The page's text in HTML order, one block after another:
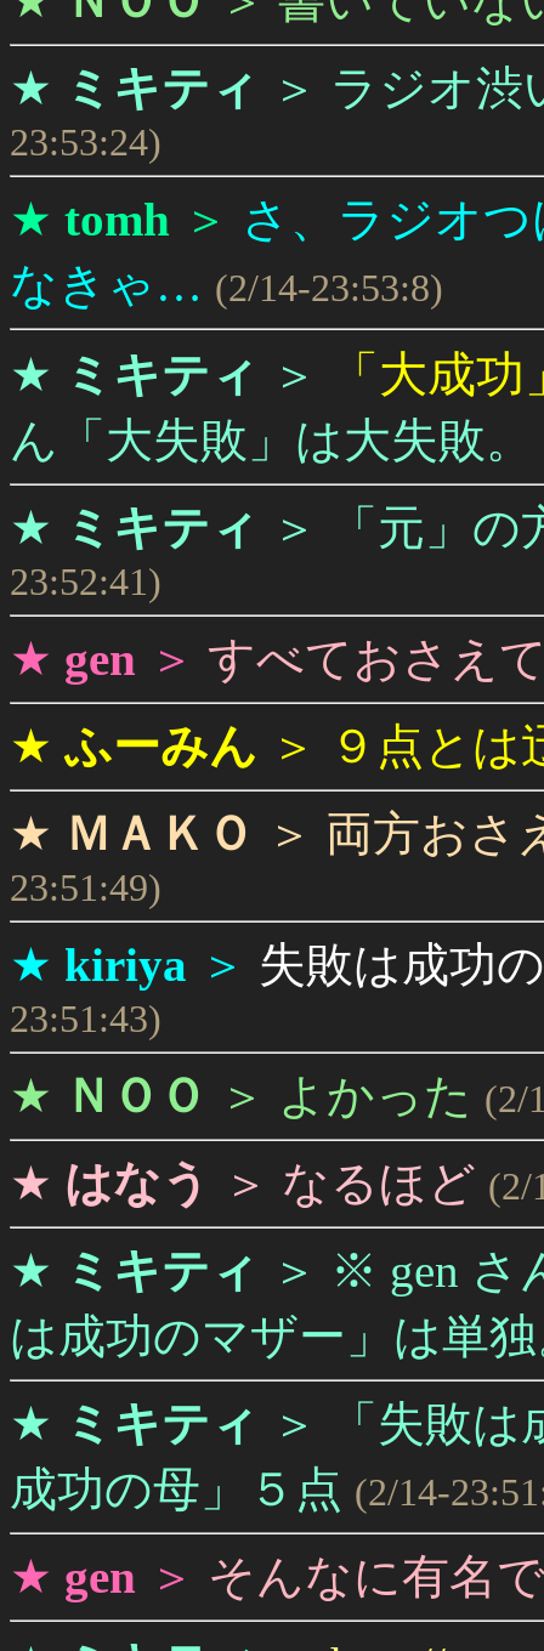
★ ミキティ ＞ ラジオ
23:53:24)
★ tomh ＞ さ、ラジオ
なきゃ… (2/14-23:53:8)
★ ミキティ ＞ 「大成
ん「大失敗」は大失敗。
★ ミキティ ＞ 「元」
23:52:41)
★ gen ＞ すべておさえ
★ふーみん ＞
９点とは
★ ＭＡＫＯ ＞ 両方おさ
23:51:49)
★ kiriya ＞ 失敗は成功
23:51:43)
★ ＮＯＯ ＞ よかった (2/
★ はなう ＞ なるほど (2/
★ ミキティ ＞ ※ gen さ
は成功のマザー」は単
★ ミキティ ＞
「失敗
成功の母」５点 (2/14-
★ gen ＞ そんなに有名